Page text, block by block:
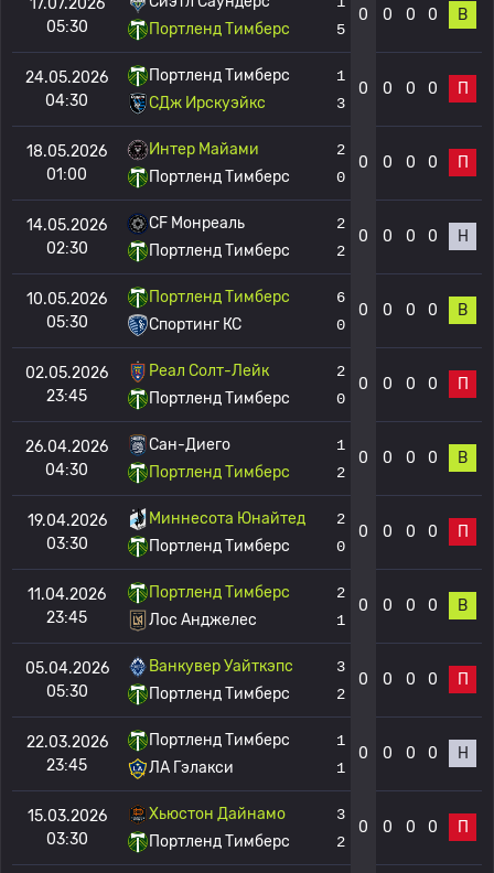
17.07.2026
05:30
Портленд Тимберс
5
0 0 0 0 В
24.05.2026
04:30
Портленд Тимберс
СДж Ирскуэйкс
1
3
0 0 0 0 П
18.05.2026
01:00
Интер Майами
Портленд Тимберс
2
0
0 0 0 0 П
14.05.2026
02:30
CF Монреаль
Портленд Тимберс
2
2
0 0 0 0 Н
10.05.2026
05:30
Портленд Тимберс
Спортинг КС
6
0
0 0 0 0 В
02.05.2026
23:45
Реал Солт-Лейк
Портленд Тимберс
2
0
0 0 0 0 П
26.04.2026
04:30
Сан-Диего
Портленд Тимберс
1
2
0 0 0 0 В
19.04.2026
03:30
Миннесота Юнайтед
Портленд Тимберс
2
0
0 0 0 0 П
11.04.2026
23:45
Портленд Тимберс
Лос Анджелес
2
1
0 0 0 0 В
05.04.2026
05:30
Ванкувер Уайткэпс
Портленд Тимберс
3
2
0 0 0 0 П
22.03.2026
23:45
Портленд Тимберс
ЛА Гэлакси
1
1
0 0 0 0 Н
15.03.2026
03:30
Хьюстон Дайнамо
Портленд Тимберс
3
2
0 0 0 0 П